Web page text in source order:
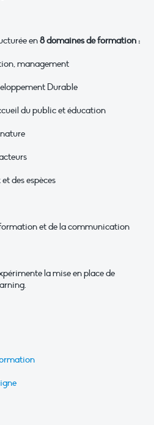
en8 domaines de formation :
management
Durable
du public et éducation
des espèces
et de la communication
la mise en place de